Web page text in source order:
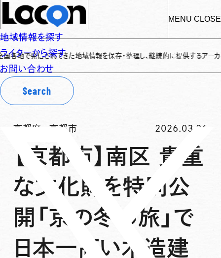
MENU CLOSE
地域情報を探す
ライターから探す
お問い合わせ
Search
されてきた地域情報を保存・整理し、継続的に提供するアーカイブサイトで
京都府 -京都市 2026.03.26
【京都市】南区 貴重
な文化財を特別公
開「京の冬の旅」で
日本一高い木造建